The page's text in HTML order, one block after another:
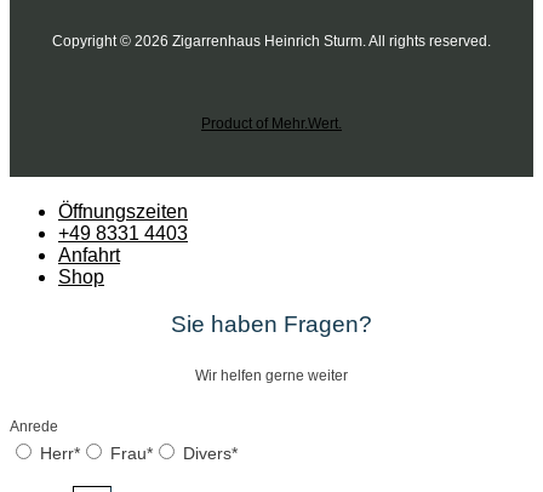
Copyright © 2026 Zigarrenhaus Heinrich Sturm. All rights reserved.
Product of Mehr.Wert.
Öffnungszeiten
+49 8331 4403
Anfahrt
Shop
Sie haben Fragen?
Wir helfen gerne weiter
Anrede
Herr* Frau* Divers*